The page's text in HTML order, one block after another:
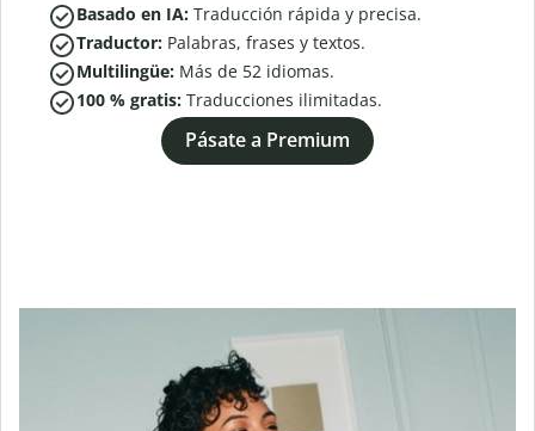
Basado en IA: Traducción rápida y precisa.
Traductor: Palabras, frases y textos.
Multilingüe: Más de 52 idiomas.
100 % gratis: Traducciones ilimitadas.
Pásate a Premium